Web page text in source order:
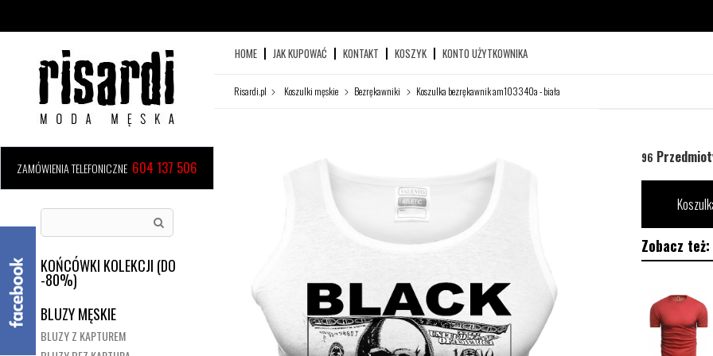
ZAMÓWIENIA TELEFONICZNE 604 137 506
KOŃCÓWKI KOLEKCJI (DO
-80%)
BLUZY MĘSKIE
BLUZY Z KAPTUREM
HOME JAK KUPOWAĆ KONTAKT KOSZYK KONTO UŻYTKOWNIKA
Risardi.pl Koszulki męskie Bezrękawniki Koszulka bezrękawnik am103340a - biała
96
Zobacz też: